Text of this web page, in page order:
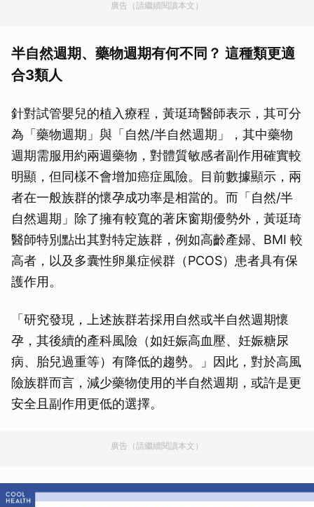
廣告（請繼續閱讀本文）
半自然週期、藥物週期有何不同？ 這種類更適
合3類人
針對試管嬰兒的植入療程，黃珽琦醫師表示，其可分
為「藥物週期」與「自然/半自然週期」，其中藥物
週期需服用約兩週藥物，對體質敏感者副作用確實較
明顯，但同樣不會增加癌症風險。目前數據顯示，兩
者在一般族群的懷孕成功率是相當的。而「自然/半
自然週期」除了擁有較寬的著床窗期優勢外，黃珽琦
醫師特別點出其對特定族群，例如高齡產婦、BMI 較
高者，以及多囊性卵巢症候群（PCOS）患者具有保
護作用。
「研究發現，上述族群若採用自然或半自然週期懷
孕，其後續的產科風險（如妊娠高血壓、妊娠糖尿
病、胎兒過重等）有降低的趨勢。」因此，對於高風
險族群而言，減少藥物使用的半自然週期，或許是更
安全且副作用更低的選擇。
廣告（請繼續閱讀本文）